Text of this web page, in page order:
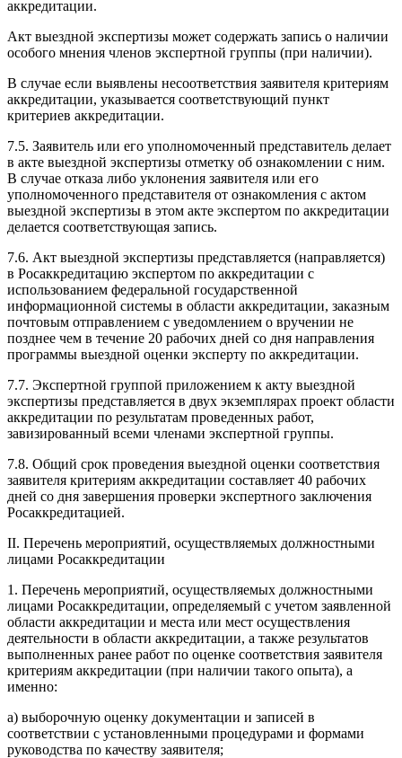
аккредитации.
Акт выездной экспертизы может содержать запись о наличии
особого мнения членов экспертной группы (при наличии).
В случае если выявлены несоответствия заявителя критериям
аккредитации, указывается соответствующий пункт
критериев аккредитации.
7.5. Заявитель или его уполномоченный представитель делает
в акте выездной экспертизы отметку об ознакомлении с ним.
В случае отказа либо уклонения заявителя или его
уполномоченного представителя от ознакомления с актом
выездной экспертизы в этом акте экспертом по аккредитации
делается соответствующая запись.
7.6. Акт выездной экспертизы представляется (направляется)
в Росаккредитацию экспертом по аккредитации с
использованием федеральной государственной
информационной системы в области аккредитации, заказным
почтовым отправлением с уведомлением о вручении не
позднее чем в течение 20 рабочих дней со дня направления
программы выездной оценки эксперту по аккредитации.
7.7. Экспертной группой приложением к акту выездной
экспертизы представляется в двух экземплярах проект области
аккредитации по результатам проведенных работ,
завизированный всеми членами экспертной группы.
7.8. Общий срок проведения выездной оценки соответствия
заявителя критериям аккредитации составляет 40 рабочих
дней со дня завершения проверки экспертного заключения
Росаккредитацией.
II. Перечень мероприятий, осуществляемых должностными
лицами Росаккредитации
1. Перечень мероприятий, осуществляемых должностными
лицами Росаккредитации, определяемый с учетом заявленной
области аккредитации и места или мест осуществления
деятельности в области аккредитации, а также результатов
выполненных ранее работ по оценке соответствия заявителя
критериям аккредитации (при наличии такого опыта), а
именно:
а) выборочную оценку документации и записей в
соответствии с установленными процедурами и формами
руководства по качеству заявителя;